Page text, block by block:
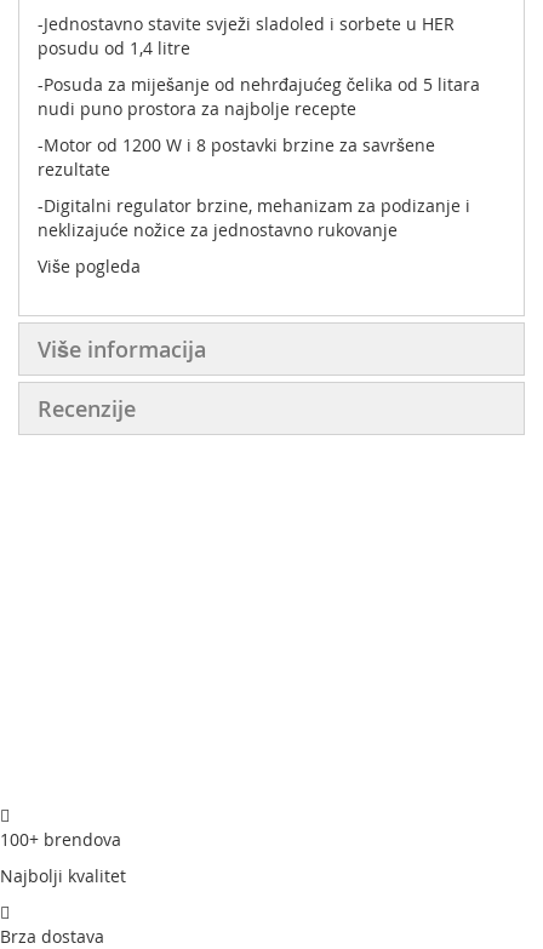
-Jednostavno stavite svježi sladoled i sorbete u HER
posudu od 1,4 litre
-Posuda za miješanje od nehrđajućeg čelika od 5 litara
nudi puno prostora za najbolje recepte
-Motor od 1200 W i 8 postavki brzine za savršene
rezultate
-Digitalni regulator brzine, mehanizam za podizanje i
neklizajuće nožice za jednostavno rukovanje
Više pogleda
Više informacija
Recenzije
100+ brendova
Najbolji kvalitet
Brza dostava